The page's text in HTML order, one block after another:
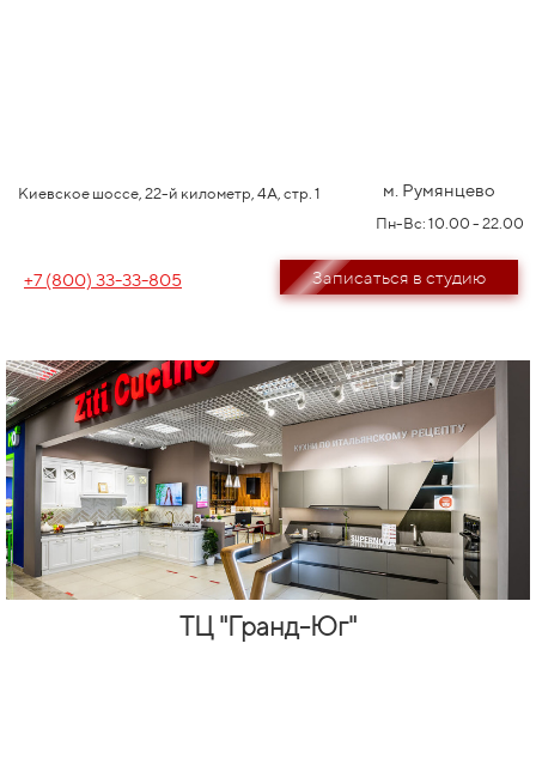
Киевское шоссе, 22-й километр, 4А, стр. 1 м. Румянцево
Пн-Вс: 10.00 - 22.00
+7 (800) 33-33-805 Записаться в студию
ТЦ "Гранд-Юг"